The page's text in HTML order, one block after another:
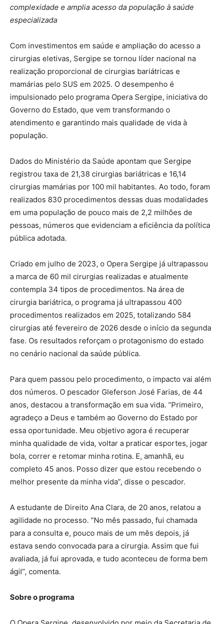
complexidade e amplia acesso da população à saúde
especializada
Com investimentos em saúde e ampliação do acesso a
cirurgias eletivas, Sergipe se tornou líder nacional na
realização proporcional de cirurgias bariátricas e
mamárias pelo SUS em 2025. O desempenho é
impulsionado pelo programa Opera Sergipe, iniciativa do
Governo do Estado, que vem transformando o
atendimento e garantindo mais qualidade de vida à
população.
Dados do Ministério da Saúde apontam que Sergipe
registrou taxa de 21,38 cirurgias bariátricas e 16,14
cirurgias mamárias por 100 mil habitantes. Ao todo, foram
realizados 830 procedimentos dessas duas modalidades
em uma população de pouco mais de 2,2 milhões de
pessoas, números que evidenciam a eficiência da política
pública adotada.
Criado em julho de 2023, o Opera Sergipe já ultrapassou
a marca de 60 mil cirurgias realizadas e atualmente
contempla 34 tipos de procedimentos. Na área de
cirurgia bariátrica, o programa já ultrapassou 400
procedimentos realizados em 2025, totalizando 584
cirurgias até fevereiro de 2026 desde o início da segunda
fase. Os resultados reforçam o protagonismo do estado
no cenário nacional da saúde pública.
Para quem passou pelo procedimento, o impacto vai além
dos números. O pescador Gleferson José Farias, de 44
anos, destacou a transformação em sua vida. “Primeiro,
agradeço a Deus e também ao Governo do Estado por
essa oportunidade. Meu objetivo agora é recuperar
minha qualidade de vida, voltar a praticar esportes, jogar
bola, correr e retomar minha rotina. E, amanhã, eu
completo 45 anos. Posso dizer que estou recebendo o
melhor presente da minha vida”, disse o pescador.
A estudante de Direito Ana Clara, de 20 anos, relatou a
agilidade no processo. “No mês passado, fui chamada
para a consulta e, pouco mais de um mês depois, já
estava sendo convocada para a cirurgia. Assim que fui
avaliada, já fui aprovada, e tudo aconteceu de forma bem
ágil”, comenta.
Sobre o programa